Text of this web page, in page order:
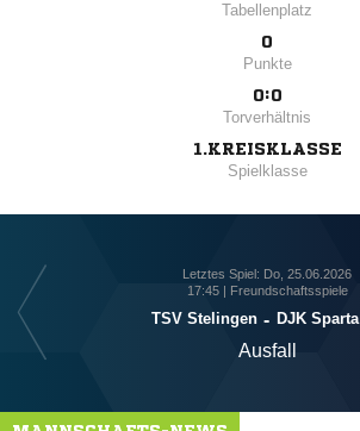
Tabellenplatz
0
Punkte
0:0
Torverhältnis
1.KREISKLASSE
Spielklasse
Letztes Spiel: Do, 25.06.2026
17:45 | Freundschaftsspiele
TSV Stelingen - DJK
Ausfall